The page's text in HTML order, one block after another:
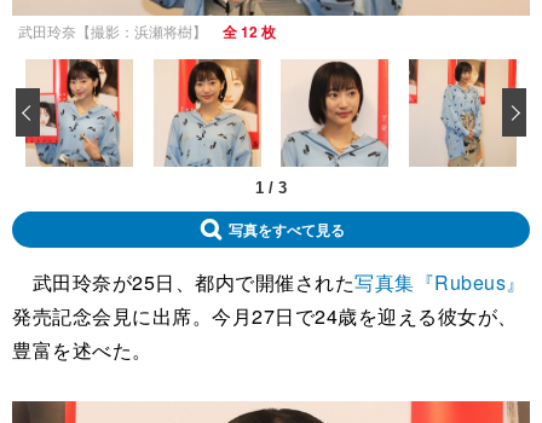
武田玲奈【撮影：浜瀬将樹】 全 12 枚
1 / 3
‹
写真をすべて見る
武田玲奈が25日、都内で開催された写真集『Rubeus』
発売記念会見に出席。今月27日で24歳を迎える彼女が、
豊富を述べた。